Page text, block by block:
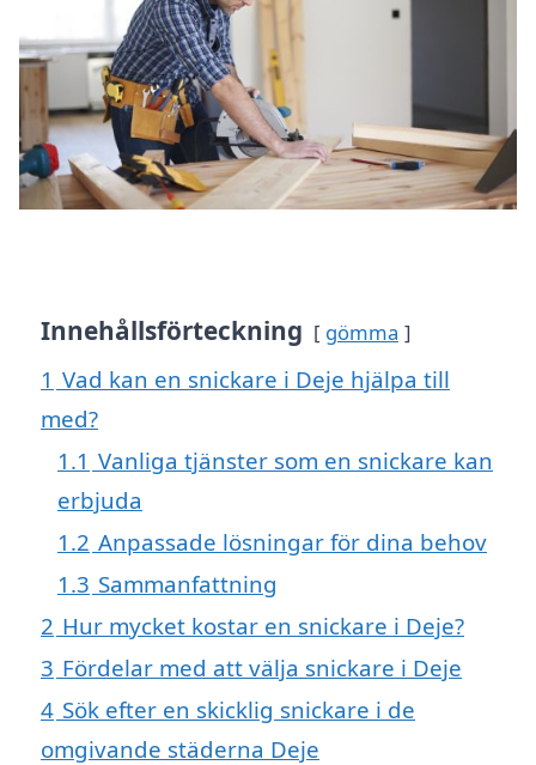
Innehållsförteckning gömma
1 Vad kan en snickare i Deje hjälpa till
med?
1.1 Vanliga tjänster som en snickare kan
erbjuda
1.2 Anpassade lösningar för dina behov
1.3 Sammanfattning
2 Hur mycket kostar en snickare i Deje?
3 Fördelar med att välja snickare i Deje
4 Sök efter en skicklig snickare i de
omgivande städerna Deje